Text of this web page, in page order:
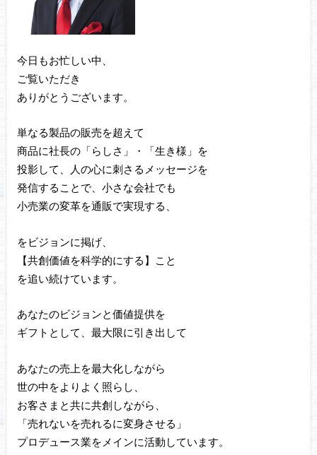
今日もお忙しい中、
ご覧いただき
ありがとうございます。
単なる製品の販売を超えて
商品に社長の「らしさ」・「生き様」を
投影して、人の心に刺さるメッセージを
発信することで、小さな会社でも
小売業の変革を通販で実現する、
をビジョンに掲げ、
【共創価値を科学的にする】こと
を追い続けています。
あなたのビジョンと価値提供を
ギフトとして、最大限に引き出して
あなたの売上を最大化しながら
世の中をよりよく照らし、
お客さまと共に共創しながら、
「売れないを売れるに変身させる」
プロデュース業をメインに活動しています。